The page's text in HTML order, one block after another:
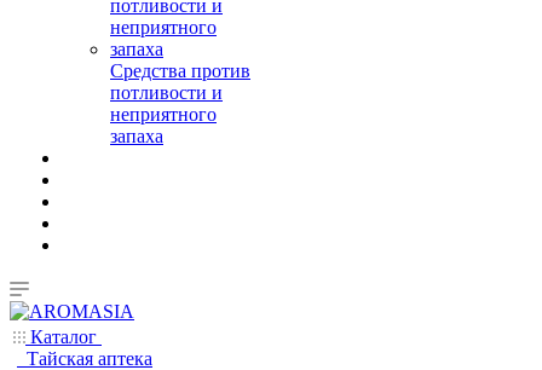
Средства против
потливости и
неприятного
запаха
Каталог
Тайская аптека